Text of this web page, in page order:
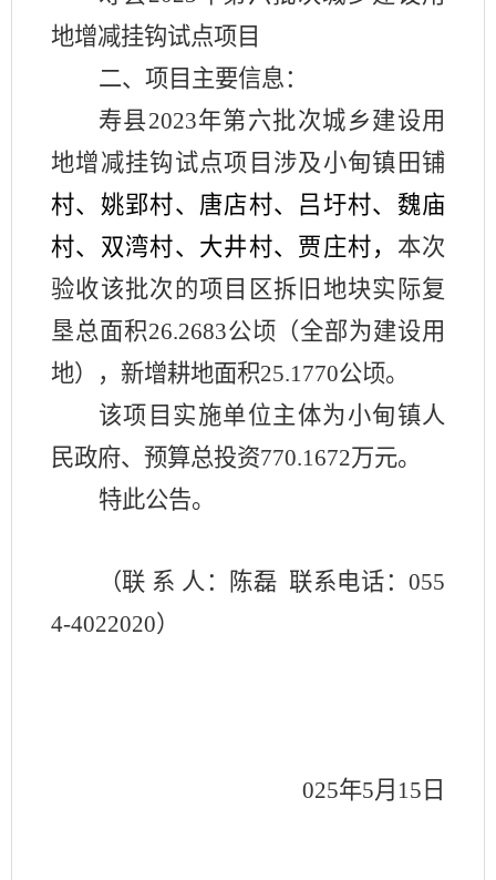
地增减挂钩试点项目
二、项目主要信息：
寿县2023年第六批次城乡建设用
地增减挂钩试点项目涉及小甸镇田铺
村、姚郢村、唐店村、吕圩村、魏庙
村、双湾村、大井村、贾庄村， 本次
验收该批次的项目区拆旧地块实际复
垦总面积26.2683公顷（全部为建设用
地），新增耕地面积25.1770公顷。
该项目实施单位主体为小甸镇人
民政府、预算总投资770.1672万元。
特此公告。
（联 系 人： 陈磊 联系电话：055
4-4022020）
025年5月 15 日